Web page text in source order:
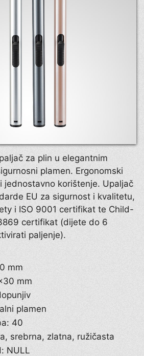
za plin u elegantnim
plamen. Ergonomski
jednostavno korištenje. Upaljač
EU za sigurnost i kvalitetu,
i ISO 9001 certifikat te Child-
certifikat (dijete do 6
paljenje).
mm
mm
plamen
40
srebrna, zlatna, ružičasta
NULL